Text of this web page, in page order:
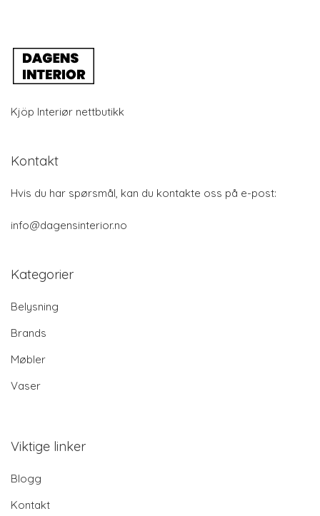
Kjöp Interiør nettbutikk
Kontakt
Hvis du har spørsmål, kan du kontakte oss på e-post:
info@dagensinterior.no
Kategorier
Belysning
Brands
Møbler
Vaser
Viktige linker
Blogg
Kontakt